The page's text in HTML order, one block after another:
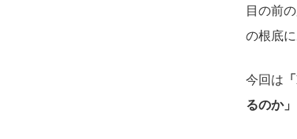
目の前
の根底に
今回は
るのか」